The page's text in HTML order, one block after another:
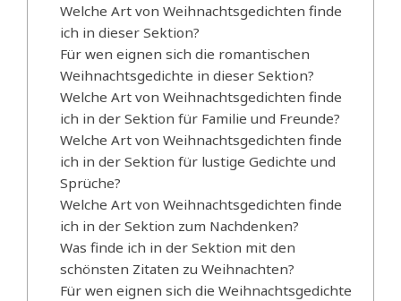
Welche Art von Weihnachtsgedichten finde
ich in dieser Sektion?
Für wen eignen sich die romantischen
Weihnachtsgedichte in dieser Sektion?
Welche Art von Weihnachtsgedichten finde
ich in der Sektion für Familie und Freunde?
Welche Art von Weihnachtsgedichten finde
ich in der Sektion für lustige Gedichte und
Sprüche?
Welche Art von Weihnachtsgedichten finde
ich in der Sektion zum Nachdenken?
Was finde ich in der Sektion mit den
schönsten Zitaten zu Weihnachten?
Für wen eignen sich die Weihnachtsgedichte